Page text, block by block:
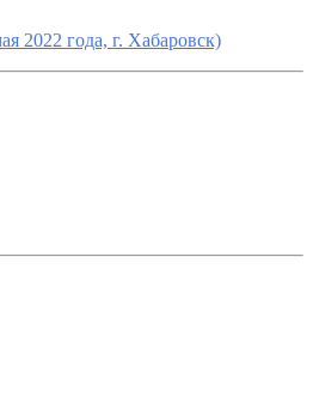
2022 года, г. Хабаровск)